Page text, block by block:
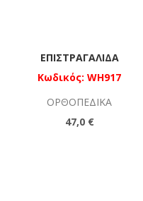
ΕΠΙΣΤΡΑΓΑΛΊΔΑ
Κωδικός: WH917
ΟΡΘΟΠΕΔΙΚΆ
47,0 €